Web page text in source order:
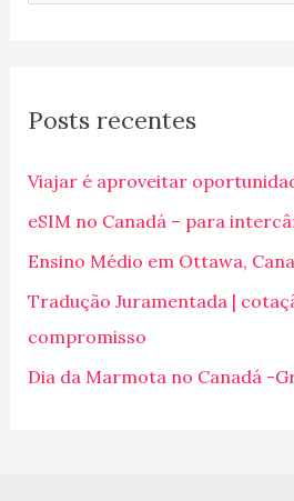
u
s
a
r
p
o
r
Posts recentes
Viajar é aproveitar
eSIM no Canadá – para
Ensino Médio em Ottawa,
Tradução Juramentada |
compromisso
Dia da Marmota no Canadá -